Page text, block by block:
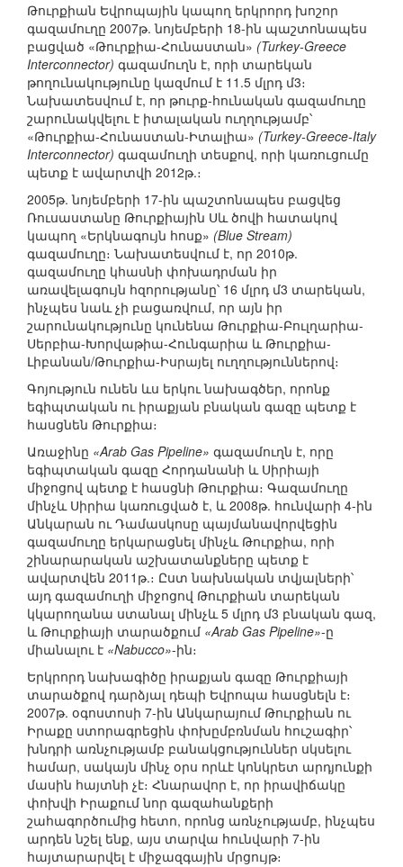
Թուրքիան Եվրոպային կապող երկրորդ խոշոր
գազամուղը 2007թ. նոյեմբերի 18-ին պաշտոնապես
բացված «Թուրքիա-Հունաստան» (Turkey-Greece
Interconnector) գազամուղն է, որի տարեկան
թողունակությունը կազմում է 11.5 մլրդ մ3։
Նախատեսվում է, որ թուրք-հունական գազամուղը
շարունակվելու է իտալական ուղղությամբ՝
«Թուրքիա-Հունաստան-Իտալիա» (Turkey-Greece-Italy
Interconnector) գազամուղի տեսքով, որի կառուցումը
պետք է ավարտվի 2012թ.։
2005թ. նոյեմբերի 17-ին պաշտոնապես բացվեց
Ռուսաստանը Թուրքիային Սև ծովի հատակով
կապող «Երկնագույն հոսք» (Blue Stream)
գազամուղը։ Նախատեսվում է, որ 2010թ.
գազամուղը կհասնի փոխադրման իր
առավելագույն հզորությանը՝ 16 մլրդ մ3 տարեկան,
ինչպես նաև չի բացառվում, որ այն իր
շարունակությունը կունենա Թուրքիա-Բուլղարիա-
Սերբիա-Խորվաթիա-Հունգարիա և Թուրքիա-
Լիբանան/Թուրքիա-Իսրայել ուղղություններով։
Գոյություն ունեն ևս երկու նախագծեր, որոնք
եգիպտական ու իրաքյան բնական գազը պետք է
հասցնեն Թուրքիա։
Առաջինը «Arab Gas Pipeline» գազամուղն է, որը
եգիպտական գազը Հորդանանի և Սիրիայի
միջոցով պետք է հասցնի Թուրքիա։ Գազամուղը
մինչև Սիրիա կառուցված է, և 2008թ. հունվարի 4-ին
Անկարան ու Դամասկոսը պայմանավորվեցին
գազամուղը երկարացնել մինչև Թուրքիա, որի
շինարարական աշխատանքները պետք է
ավարտվեն 2011թ.։ Ըստ նախնական տվյալների՝
այդ գազամուղի միջոցով Թուրքիան տարեկան
կկարողանա ստանալ մինչև 5 մլրդ մ3 բնական գազ,
և Թուրքիայի տարածքում «Arab Gas Pipeline»-ը
միանալու է «Nabucco»-ին։
Երկրորդ նախագիծը իրաքյան գազը Թուրքիայի
տարածքով դարձյալ դեպի Եվրոպա հասցնելն է։
2007թ. օգոստոսի 7-ին Անկարայում Թուրքիան ու
Իրաքը ստորագրեցին փոխըմբռնման հուշագիր՝
խնդրի առնչությամբ բանակցություններ սկսելու
համար, սակայն մինչ օրս որևէ կոնկրետ արդյունքի
մասին հայտնի չէ։ Հնարավոր է, որ իրավիճակը
փոխվի Իրաքում նոր գազահանքերի
շահագործումից հետո, որոնց առնչությամբ, ինչպես
արդեն նշել ենք, այս տարվա հունվարի 7-ին
հայտարարվել է միջազգային մրցույթ։